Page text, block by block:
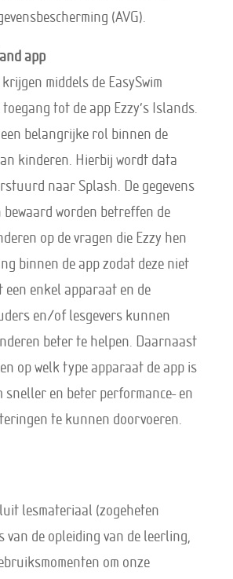
(AVG).
app
middels de EasySwim
tot de app Ezzy’s Islands.
belangrijke rol binnen de
kinderen. Hierbij wordt data
naar Splash. De gegevens
worden betreffen de
op de vragen die Ezzy hen
binnen de app zodat deze niet
een enkel apparaat en de
en/of lesgevers kunnen
beter te helpen. Daarnaast
op welk type apparaat de app is
sneller en beter performance- en
te kunnen doorvoeren.
lesmateriaal (zogeheten
van de opleiding van de leerling,
om onze